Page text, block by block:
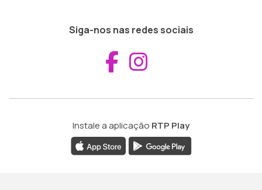
Siga-nos nas redes sociais
Aceder ao
Instale a aplicação RTP Play